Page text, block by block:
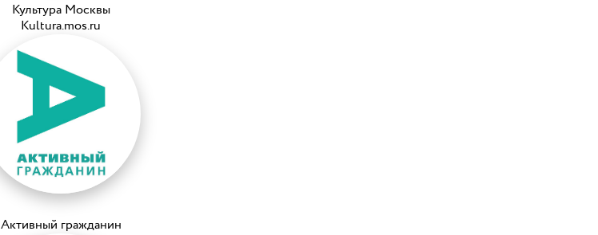
Культура Москвы
Kultura.mos.ru
Активный гражданин